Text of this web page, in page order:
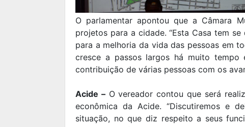
O parlamentar apontou que a Câmara
projetos para a cidade. “Esta Casa tem
para a melhoria da vida das pessoas em
cresce a passos largos há muito tempo
contribuição de várias pessoas com os
Acide –O vereador contou que será
econômica da Acide. “Discutiremos e
situação, no que diz respeito a seus